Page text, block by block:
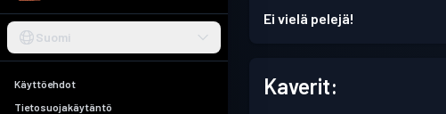
Suomi
Käyttöehdot
Tietosuojakäytäntö
Ei vielä pelejä!
Kaverit: